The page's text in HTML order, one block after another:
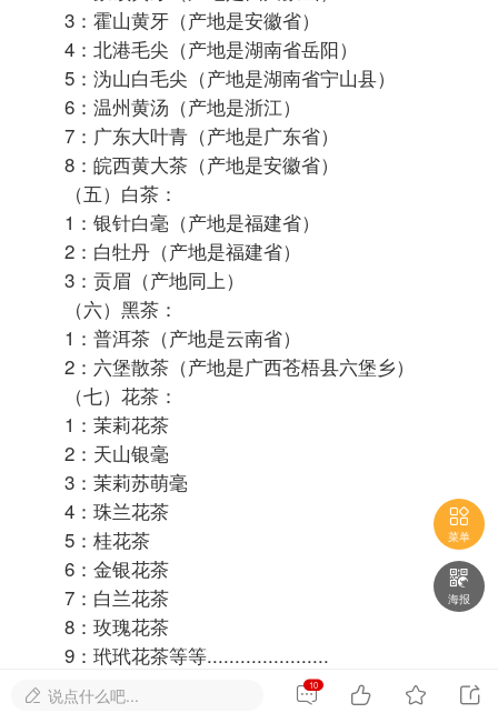
24：五山盖米茶（产地是湖南郴州）
25：径山香茗（产地是浙江）
26：江山绿牡丹（产地是浙江）
27：竹叶青（产地是峨眉山）
（二）红茶：
1：滇红工夫（产地是云南）
2：祁门工夫（产地是安徽省祁门县）
3：宁红工夫（产地是江西省修水县）
4：川红工夫（四川宜宾）
5：闽红工夫（产地是福建省）
6：越红工夫（产地是浙江）
7：湖红工夫（产地是浏阳大围山一带）
8：宜红工夫（产地是宜昌，恩施一带）
9：小种红茶（产地是福建）
（三）乌龙茶：
1：武夷岩茶（产地是福建省武夷山）
2：武夷大红袍（产地是福建武夷山）
3：铁罗汉（产地是福建武夷山）
4：白鸡冠（产地同上）
5：水金龟（产地同上）
6：闽北水仙（产地同上）
7：铁观音（产地是福建省安溪县）
8：黄金桂（产地同上）
9：凤凰水仙（产地是广东省潮安县凤凰地区）
10：宋种单枞（产地同上）

菜单

海报
 说点什么吧... 
10   